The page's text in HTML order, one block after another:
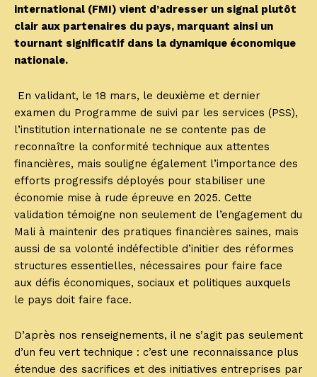
international (FMI) vient d’adresser un signal plutôt
clair aux partenaires du pays, marquant ainsi un
tournant significatif dans la dynamique économique
nationale.
En validant, le 18 mars, le deuxième et dernier
examen du Programme de suivi par les services (PSS),
l’institution internationale ne se contente pas de
reconnaître la conformité technique aux attentes
financières, mais souligne également l’importance des
efforts progressifs déployés pour stabiliser une
économie mise à rude épreuve en 2025. Cette
validation témoigne non seulement de l’engagement du
Mali à maintenir des pratiques financières saines, mais
aussi de sa volonté indéfectible d’initier des réformes
structures essentielles, nécessaires pour faire face
aux défis économiques, sociaux et politiques auxquels
le pays doit faire face.
D’après nos renseignements, il ne s’agit pas seulement
d’un feu vert technique : c’est une reconnaissance plus
étendue des sacrifices et des initiatives entreprises par